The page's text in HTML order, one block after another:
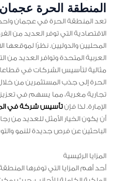
المنطقة الحرة عجمان
تعد المنطقة الحرة في عجمان
الاقتصادية التي توفر العديد من
المحليين والدوليين. نظرًا لموقعها
العربية المتحدة وتوافر العديد
مثالية لتأسيس الشركات في
الحرة إلى جذب المستثمرين من خلال
تجارية مغرية، مما يسهم في
الإمارة. لذا فإنتأسيس شركة في
أن يكون الخيار الأمثل للعديد من
الباحثين عن فرص جديدة للنمو
المزايا الرئيسية
أحد أهم المزايا التي توفرها